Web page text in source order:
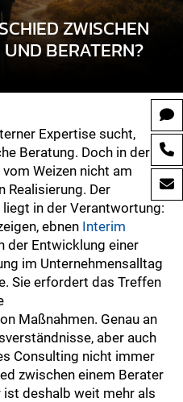
ZWISCHEN
BERATERN?
Expertise sucht,
Beratung. Doch in der
Weizen nicht am
Realisierung. Der
in der Verantwortung:
ebnen Interim
der Entwicklung einer
im Unternehmensalltag
Sie erfordert das Treffen
Maßnahmen. Genau an
aber auch
Consulting nicht immer
zwischen einem Berater
deshalb weit mehr als